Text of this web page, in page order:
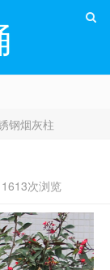
钢烟灰柱
次浏览